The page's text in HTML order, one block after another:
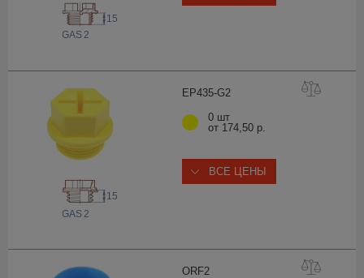
15
GAS 2
EP435-G2
GAS 2
15
0 шт
от 174,50 р.
ВСЕ ЦЕНЫ
ORF2